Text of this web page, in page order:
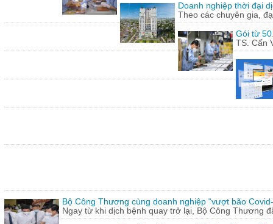
Doanh nghiệp thời đại
Theo các chuyên gia,
Gói từ
TS. Cấn
Bộ Công Thương cùng doanh nghiệp “vượt bão
Ngay từ khi dịch bệnh quay trở lại, Bộ Công Thương